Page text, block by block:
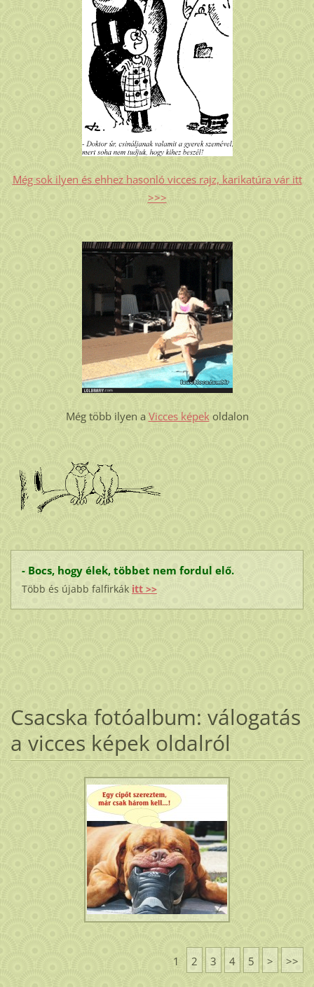
Még sok ilyen és ehhez hasonló vicces rajz, karikatúra vár itt
>>>
Még több ilyen a Vicces képekoldalon
- Bocs, hogy élek, többet nem fordul elő.
Több és újabb falfirkák itt >>
Csacska fotóalbum: válogatás
a vicces képek oldalról
1 2 3 4 5 > >>